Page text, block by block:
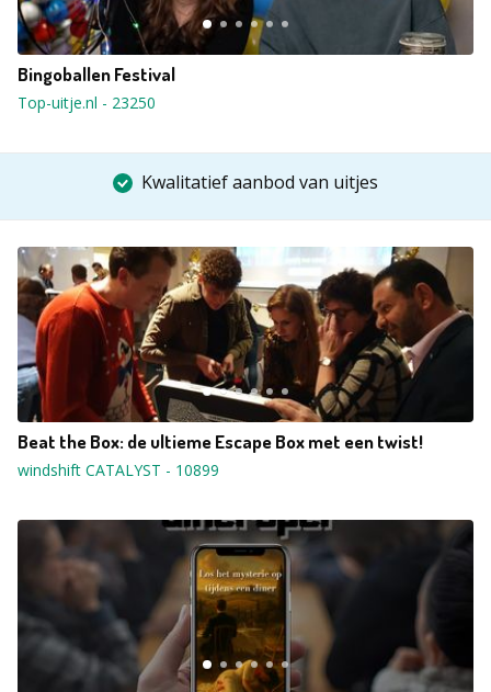
Bingoballen Festival
Top-uitje.nl - 23250
Kwalitatief aanbod van uitjes
Beat the Box: de ultieme Escape Box met een twist!
windshift CATALYST - 10899